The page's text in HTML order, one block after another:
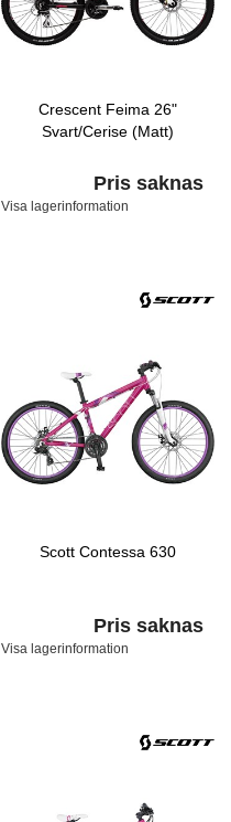
Crescent Feima 26"
Svart/Cerise (Matt)
Pris saknas
Visa lagerinformation
Scott Contessa 630
Pris saknas
Visa lagerinformation